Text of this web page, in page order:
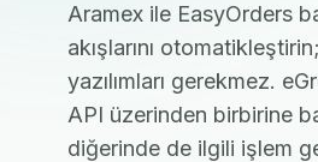
Aramex ile EasyOrders
akışlarını
yazılımları gerekmez.
API üzerinden birbirine
diğerinde de ilgili işlem